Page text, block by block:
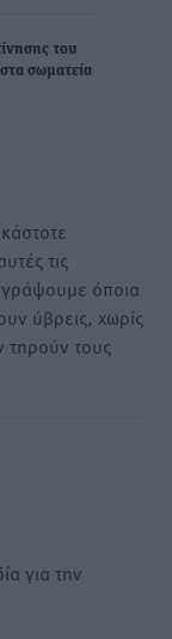
του
σωματεία
τις
όποια
ύβρεις, χωρίς
τηρούν τους
για την